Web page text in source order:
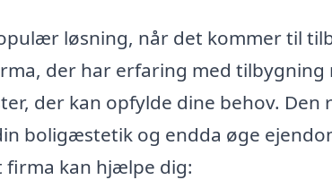
løsning, når det kommer til
der har erfaring med
der kan opfylde dine behov.
boligæstetik og endda øge
firma kan hjælpe dig: